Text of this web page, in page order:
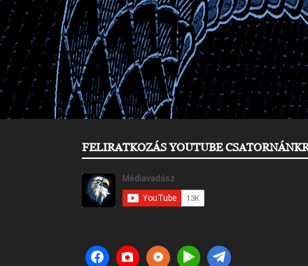
FELIRATKOZÁS YOUTUBE